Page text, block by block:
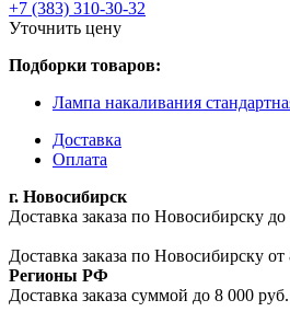
+7 (383) 310-30-32
Уточнить цену
Подборки товаров:
Лампа накаливания
Доставка
Оплата
г. Новосибирск
Доставка заказа по Новосибирску
Доставка заказа по Новосибирску
Регионы РФ
Доставка заказа суммой до 8 000